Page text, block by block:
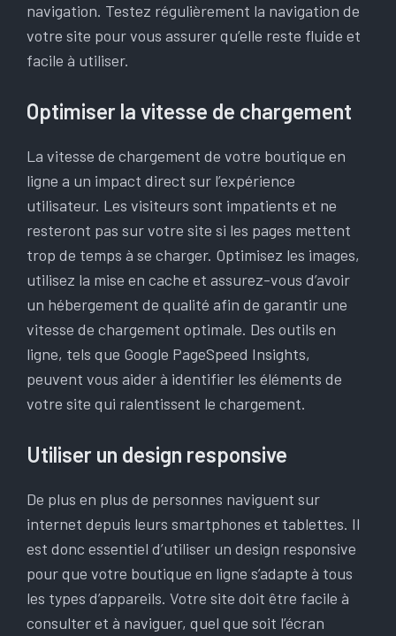
navigation. Testez régulièrement la navigation de
votre site pour vous assurer qu’elle reste fluide et
facile à utiliser.
Optimiser la vitesse de chargement
La vitesse de chargement de votre boutique en
ligne a un impact direct sur l’expérience
utilisateur. Les visiteurs sont impatients et ne
resteront pas sur votre site si les pages mettent
trop de temps à se charger. Optimisez les images,
utilisez la mise en cache et assurez-vous d’avoir
un hébergement de qualité afin de garantir une
vitesse de chargement optimale. Des outils en
ligne, tels que Google PageSpeed Insights,
peuvent vous aider à identifier les éléments de
votre site qui ralentissent le chargement.
Utiliser un design responsive
De plus en plus de personnes naviguent sur
internet depuis leurs smartphones et tablettes. Il
est donc essentiel d’utiliser un design responsive
pour que votre boutique en ligne s’adapte à tous
les types d’appareils. Votre site doit être facile à
consulter et à naviguer, quel que soit l’écran